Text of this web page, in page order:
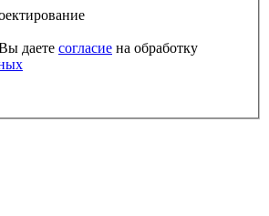
даете согласие на обработку